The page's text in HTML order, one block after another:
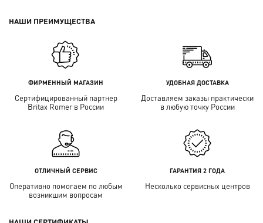
НАШИ ПРЕИМУЩЕСТВА
ФИРМЕННЫЙ МАГАЗИН
Сертифицированный партнер
Britax Romer в России
УДОБНАЯ ДОСТАВКА
Доставляем заказы практически
в любую точку России
ОТЛИЧНЫЙ СЕРВИС
Оперативно помогаем по любым
возникшим вопросам
ГАРАНТИЯ 2 ГОДА
Несколько сервисных центров